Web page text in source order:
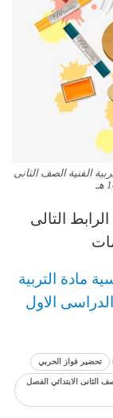
الفنية الصف الثانى
التالى
مادة التربية
الاول
تحضير فواز الحربي
الثانى الابتدائي الفصل